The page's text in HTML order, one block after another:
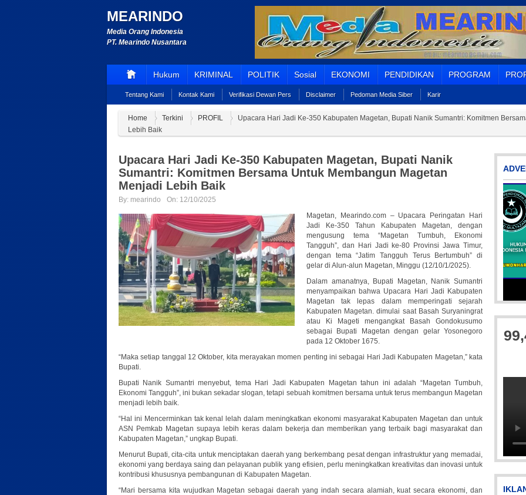
MEARINDO
Media Orang Indonesia
PT. Mearindo Nusantara
Hukum KRIMINAL POLITIK Sosial EKONOMI PENDIDIKAN PROGRAM
Tentang Kami Kontak Kami Verifikasi Dewan Pers Disclaimer Pedoman Media Siber Karir
Home Terkini PROFIL
Upacara Hari Jadi Ke-350 Kabupaten Magetan, Bupati Nanik Sumantri: Komitmen
Lebih Baik
Upacara Hari Jadi Ke-350 Kabupaten Magetan, Bupati Nanik
Sumantri: Komitmen Bersama Untuk Membangun Magetan
Menjadi Lebih Baik
By: mearindo On: 12/10/2025
Magetan, Mearindo.com – Upacara Peringatan Hari
Jadi Ke-350 Tahun Kabupaten Magetan, dengan
mengusung tema “Magetan Tumbuh, Ekonomi
Tangguh”, dan Hari Jadi ke-80 Provinsi Jawa Timur,
dengan tema “Jatim Tangguh Terus Bertumbuh” di
gelar di Alun-alun Magetan, Minggu (12/10/1/2025).
Dalam amanatnya, Bupati Magetan, Nanik Sumantri
menyampaikan bahwa Upacara Hari Jadi Kabupaten
Magetan tak lepas dalam memperingati sejarah
Kabupaten Magetan. dimulai saat Basah Suryaningrat
atau Ki Mageti mengangkat Basah Gondokusumo
sebagai Bupati Magetan dengan gelar Yosonegoro
pada 12 Oktober 1675.
“Maka setiap tanggal 12 Oktober, kita merayakan momen penting ini sebagai Hari Jadi Kabupaten Magetan,” kata
Bupati.
Bupati Nanik Sumantri menyebut, tema Hari Jadi Kabupaten Magetan tahun ini adalah “Magetan Tumbuh,
Ekonomi Tangguh”, ini bukan sekadar slogan, tetapi sebuah komitmen bersama untuk terus membangun Magetan
menjadi lebih baik.
“Hal ini Mencerminkan tak kenal lelah dalam meningkatkan ekonomi masyarakat Kabupaten Magetan dan untuk
ASN Pemkab Magetan supaya lebih keras dalam bekerja dan memberikan yang terbaik bagi masyarakat dan
Kabupaten Magetan,” ungkap Bupati.
Menurut Bupati, cita-cita untuk menciptakan daerah yang berkembang pesat dengan infrastruktur yang memadai,
ekonomi yang berdaya saing dan pelayanan publik yang efisien, perlu meningkatkan kreativitas dan inovasi untuk
kontribusi khususnya pembangunan di Kabupaten Magetan.
“Mari bersama kita wujudkan Magetan sebagai daerah yang indah secara alamiah, kuat secara ekonomi, dan
Picsart_23-04-10_00-
Picsart_23-04-12_11-55-35-604